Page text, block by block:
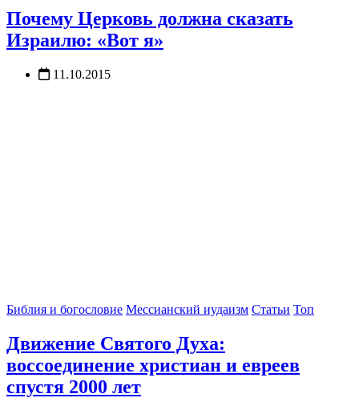
Почему Церковь должна сказать
Израилю: «Вот я»
11.10.2015
Библия и богословие Мессианский иудаизм Статьи Топ
Движение Святого Духа:
воссоединение христиан и евреев
спустя 2000 лет